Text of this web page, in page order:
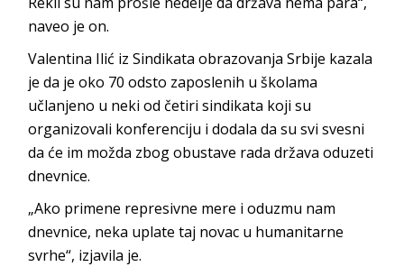
naveo je on.
Valentina Ilić iz Sindikata obrazovanja Srbije kazala
je da je oko 70 odsto zaposlenih u školama
učlanjeno u neki od četiri sindikata koji su
organizovali konferenciju i dodala da su svi svesni
da će im možda zbog obustave rada država oduzeti
dnevnice.
„Ako primene represivne mere i oduzmu nam
dnevnice, neka uplate taj novac u humanitarne
svrhe“, izjavila je.